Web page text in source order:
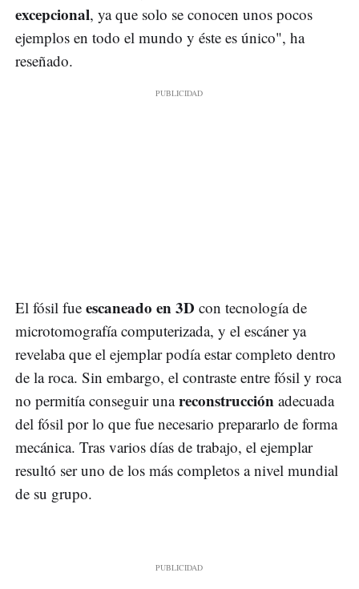
excepcional, ya que solo se conocen unos pocos
ejemplos en todo el mundo y éste es único", ha
reseñado.
El fósil fue escaneado en 3D con tecnología de
microtomografía computerizada, y el escáner ya
revelaba que el ejemplar podía estar completo dentro
de la roca. Sin embargo, el contraste entre fósil y roca
no permitía conseguir unareconstrucción adecuada
del fósil por lo que fue necesario prepararlo de forma
mecánica. Tras varios días de trabajo, el ejemplar
resultó ser uno de los más completos a nivel mundial
de su grupo.